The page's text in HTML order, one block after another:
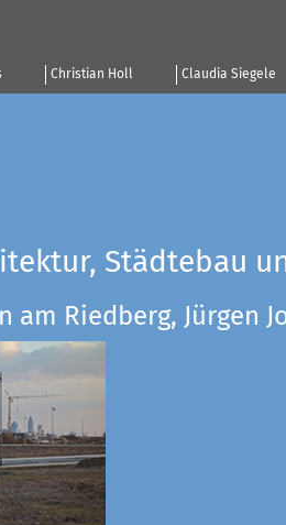
Christian Holl Claudia Siegele
Städtebau
am Riedberg, Jürgen